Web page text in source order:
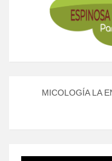
MICOLOGÍA LA